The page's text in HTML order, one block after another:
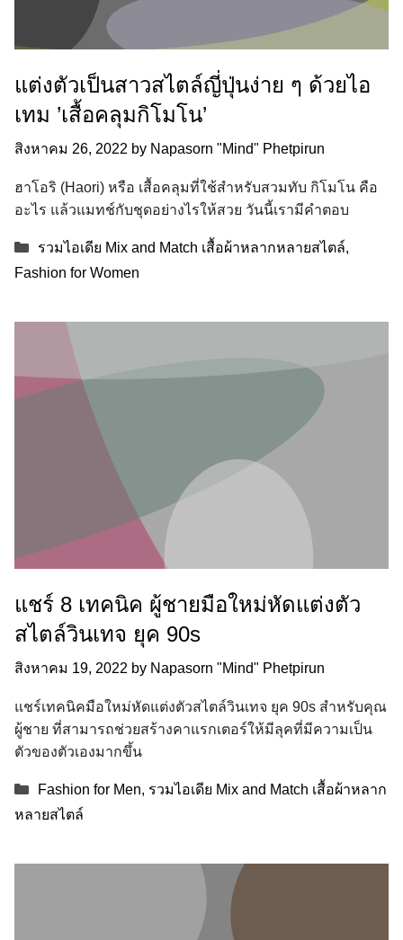
แต่งตัวเป็นสาวสไตล์ญี่ปุ่นง่าย ๆ ด้วยไอ
เทม ’เสื้อคลุมกิโมโน’
สิงหาคม 26, 2022 by Napasorn "Mind" Phetpirun
ฮาโอริ (Haori) หรือ เสื้อคลุมที่ใช้สำหรับสวมทับ กิโมโน คือ
อะไร แล้วแมทช์กับชุดอย่างไรให้สวย วันนี้เรามีคำตอบ
Categories
รวมไอเดีย Mix and Match เสื้อผ้าหลากหลายสไตล์,
Fashion for Women
แชร์ 8 เทคนิค ผู้ชายมือใหม่หัดแต่งตัว
สไตล์วินเทจ ยุค 90s
สิงหาคม 19, 2022 by Napasorn "Mind" Phetpirun
แชร์เทคนิคมือใหม่หัดแต่งตัวสไตล์วินเทจ ยุค 90s สำหรับคุณ
ผู้ชาย ที่สามารถช่วยสร้างคาแรกเตอร์ให้มีลุคที่มีความเป็น
ตัวของตัวเองมากขึ้น
Categories
Fashion for Men, รวมไอเดีย Mix and Match เสื้อผ้าหลาก
หลายสไตล์